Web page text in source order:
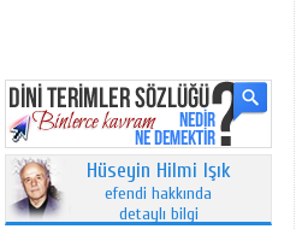
Hüseyin Hilmi Işık
efendi hakkında
detaylı bilgi